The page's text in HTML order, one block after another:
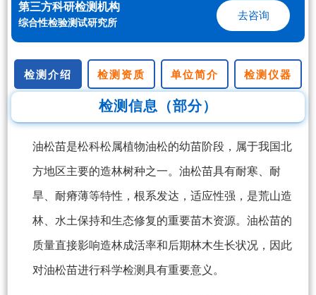
第三方科研检测机构
综合性检验测试研究所
去咨询
检测介绍 检测资质 单位简介 检测仪器
检测信息（部分）
油松苗是松科松属植物油松的幼苗阶段，属于我国北
方地区主要的造林树种之一。油松苗具有耐寒、耐
旱、耐瘠薄等特性，根系发达，适应性强，是荒山造
林、水土保持和生态修复的重要苗木资源。油松苗的
质量直接影响造林成活率和后期林木生长状况，因此
对油松苗进行科学检测具有重要意义。